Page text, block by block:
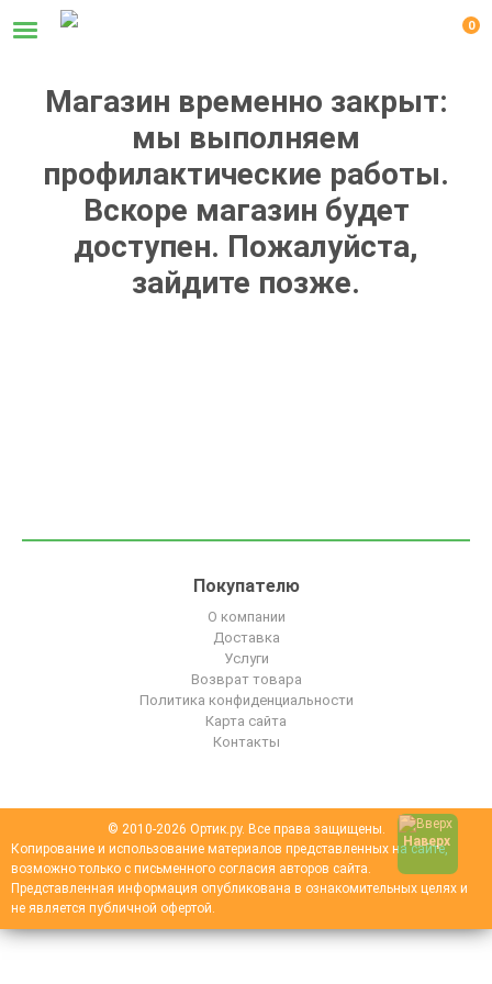
0
Магазин временно закрыт:
мы выполняем
профилактические работы.
Вскоре магазин будет
доступен. Пожалуйста,
зайдите позже.
Покупателю
О компании
Доставка
Услуги
Возврат товара
Политика конфиденциальности
Карта сайта
Контакты
© 2010-2026 Ортик.ру. Все права защищены.
Копирование и использование материалов представленных на сайте,
возможно только с письменного согласия авторов сайта.
Представленная информация опубликована в ознакомительных целях и
не является публичной офертой.
Наверх